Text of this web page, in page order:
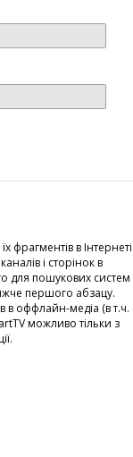
фрагментів в Інтернеті
і сторінок в
для пошукових систем
першого абзацу.
в оффлайн-медіа (в т.ч.
можливо тільки з